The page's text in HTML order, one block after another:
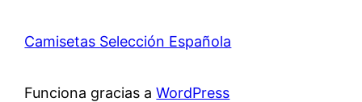
Camisetas Selección Española
Funciona gracias aWordPress